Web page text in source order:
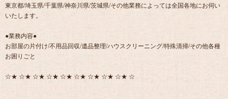
東京都/埼玉県/千葉県/神奈川県/茨城県/その他業務によっては全国各地にお伺い
いたします。
●業務内容●
お部屋の片付け/不用品回収/遺品整理/ハウスクリーニング/特殊清掃/その他各種
お困りごと
☆★ ☆★ ☆★ ☆★ ☆★ ☆★ ☆★ ☆★ ☆★ ☆